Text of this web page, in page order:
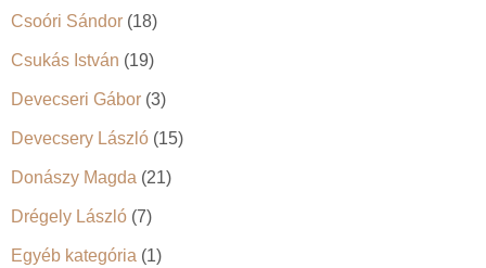
Csoóri Sándor (18)
Csukás István (19)
Devecseri Gábor (3)
Devecsery László (15)
Donászy Magda (21)
Drégely László (7)
Egyéb kategória (1)